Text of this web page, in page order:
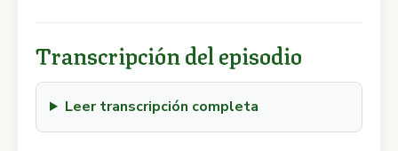
Transcripción del episodio
Leer transcripción completa